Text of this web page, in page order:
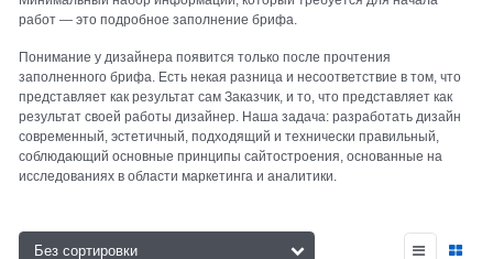
работ — это подробное заполнение брифа.
Понимание у дизайнера появится только после прочтения
заполненного брифа. Есть некая разница и несоответствие в том, что
представляет как результат сам Заказчик, и то, что представляет как
результат своей работы дизайнер. Наша задача: разработать дизайн
современный, эстетичный, подходящий и технически правильный,
соблюдающий основные принципы сайтостроения, основанные на
исследованиях в области маркетинга и аналитики.